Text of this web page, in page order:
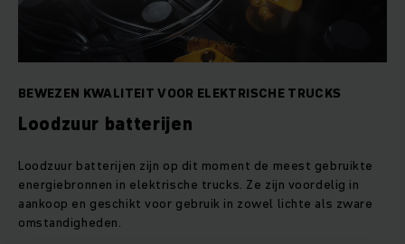
BEWEZEN KWALITEIT VOOR ELEKTRISCHE TRUCKS
Loodzuur batterijen
Loodzuur batterijen zijn op dit moment de meest gebruikte
energiebronnen in elektrische trucks. Ze zijn voordelig in
aankoop en geschikt voor gebruik in zowel lichte als zware
omstandigheden.